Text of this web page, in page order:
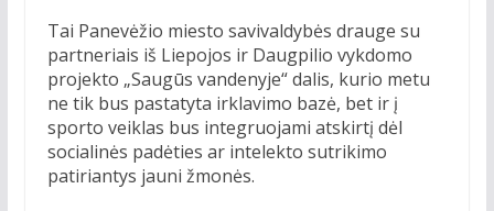
Tai Panevėžio miesto savivaldybės drauge su
partneriais iš Liepojos ir Daugpilio vykdomo
projekto „Saugūs vandenyje“ dalis, kurio metu
ne tik bus pastatyta irklavimo bazė, bet ir į
sporto veiklas bus integruojami atskirtį dėl
socialinės padėties ar intelekto sutrikimo
patiriantys jauni žmonės.